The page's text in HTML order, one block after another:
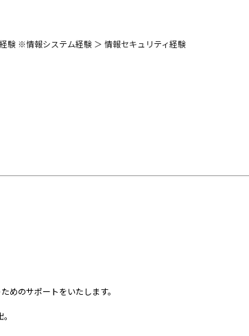
験 ※情報システム経験 ＞ 情報セキュリティ経験
めのサポートをいたします。